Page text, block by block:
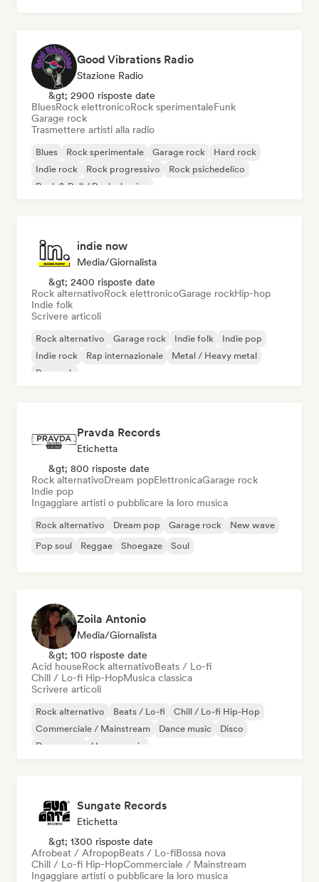
Good Vibrations Radio
Stazione Radio
&gt; 2900 risposte date
BluesRock elettronicoRock sperimentaleFunk
Garage rock
Trasmettere artisti alla radio
Blues Rock sperimentale Garage rock
Hard rock
Indie rock
Rock progressivo
Rock psichedelico
Rock & Roll / Rock classico
indie now
Media/Giornalista
&gt; 2400 risposte date
Rock alternativoRock elettronicoGarage rockHip-hop
Indie folk
Scrivere articoli
Rock alternativo Garage rock Indie folk
Indie pop
Indie rock
Rap internazionale
Metal / Heavy metal
Pop rock
Pravda Records
Etichetta
&gt; 800 risposte date
Rock alternativoDream popElettronicaGarage rock
Indie pop
Ingaggiare artisti o pubblicare la loro musica
Rock alternativo Dream pop Garage rock
New wave
Pop soul
Reggae Shoegaze Soul
Zoila Antonio
Media/Giornalista
&gt; 100 risposte date
Acid houseRock alternativoBeats / Lo-fi
Chill / Lo-fi Hip-HopMusica classica
Scrivere articoli
Rock alternativo Beats / Lo-fi
Chill / Lo-fi Hip-Hop
Commerciale / Mainstream
Dance music
Disco
Dream pop
House music
Sungate Records
Etichetta
&gt; 1300 risposte date
Afrobeat / AfropopBeats / Lo-fiBossa nova
Chill / Lo-fi Hip-HopCommerciale / Mainstream
Ingaggiare artisti o pubblicare la loro musica